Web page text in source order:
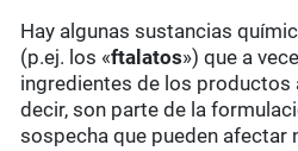
Hay algunas sustancias
(p.ej. los «ftalatos») que a
ingredientes de los productos
decir, son parte de la
sospecha que pueden afectar